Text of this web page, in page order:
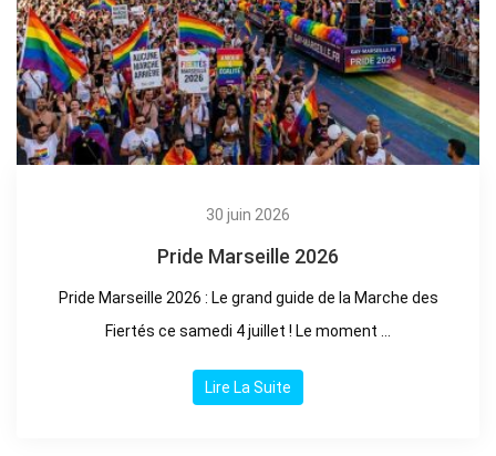
30 juin 2026
Pride Marseille 2026
Pride Marseille 2026 : Le grand guide de la Marche des
Fiertés ce samedi 4 juillet ! Le moment ...
Lire La Suite